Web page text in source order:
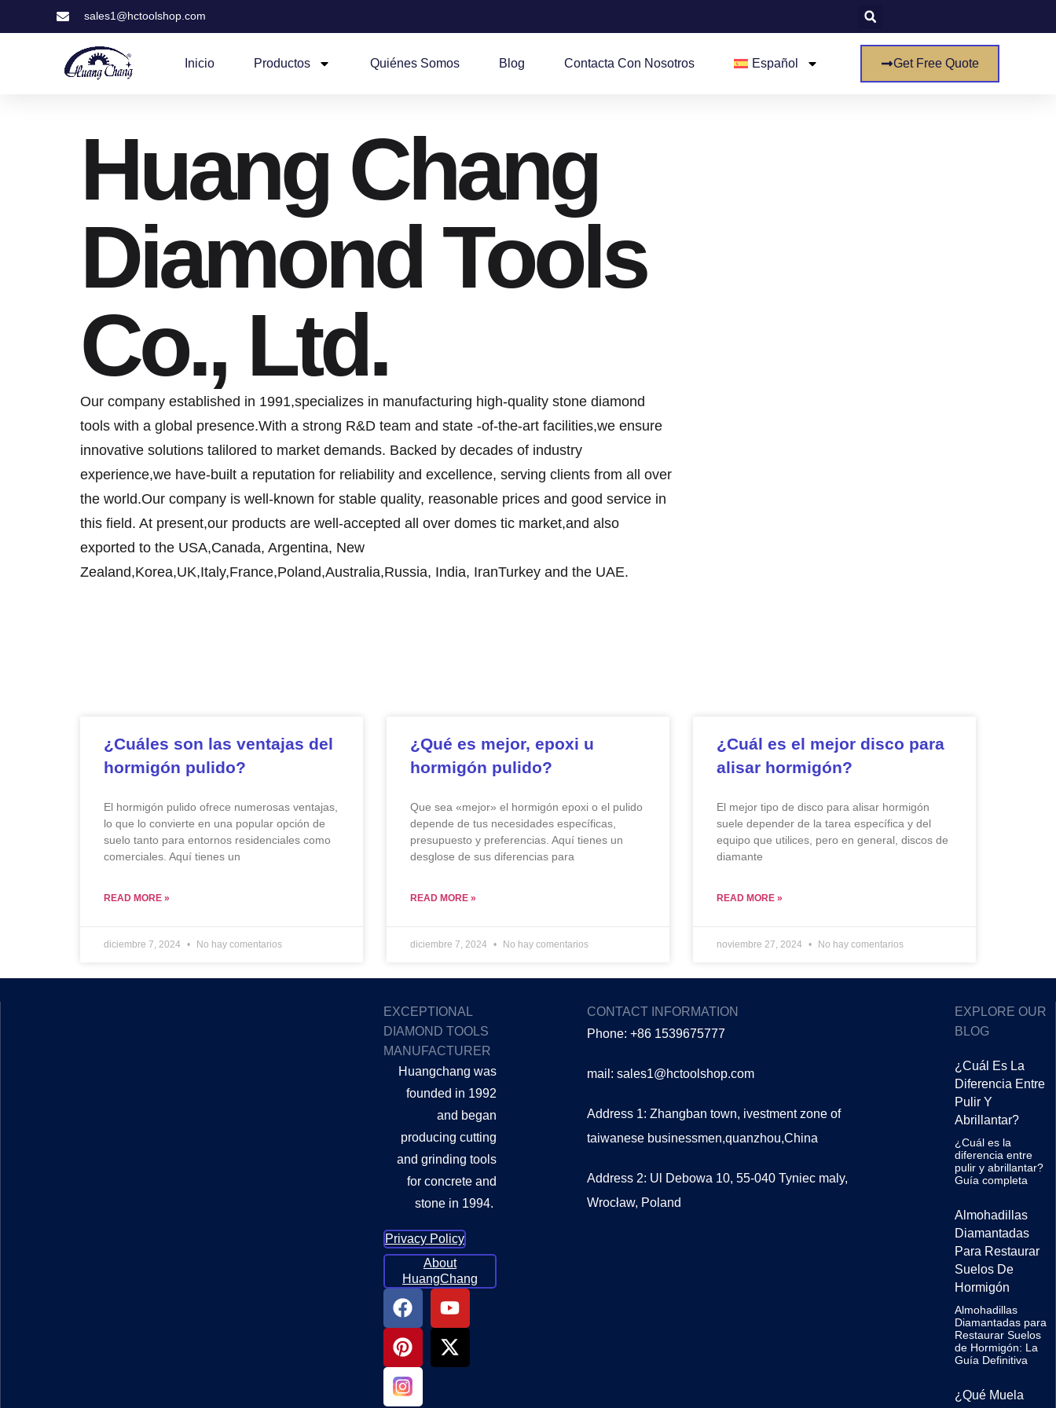
sales1@hctoolshop.com
Inicio Productos Quiénes Somos Blog Contacta Con Nosotros Español Get Free Quote
Huang Chang
Diamond Tools
Co., Ltd.
Our company established in 1991,specializes in manufacturing high-quality stone diamond
tools with a global presence.With a strong R&D team and state -of-the-art facilities,we ensure
innovative solutions talilored to market demands. Backed by decades of industry
experience,we have-built a reputation for reliability and excellence, serving clients from all over
the world.Our company is well-known for stable quality, reasonable prices and good service in
this field. At present,our products are well-accepted all over domes tic market,and also
exported to the USA,Canada, Argentina, New
Zealand,Korea,UK,Italy,France,Poland,Australia,Russia, India, IranTurkey and the UAE.
¿Cuáles son las ventajas del
hormigón pulido?
El hormigón pulido ofrece numerosas ventajas,
lo que lo convierte en una popular opción de
suelo tanto para entornos residenciales como
comerciales. Aquí tienes un
READ MORE »
diciembre 7, 2024 No hay comentarios
¿Qué es mejor, epoxi u
hormigón pulido?
Que sea «mejor» el hormigón epoxi o el pulido
depende de tus necesidades específicas,
presupuesto y preferencias. Aquí tienes un
desglose de sus diferencias para
READ MORE »
diciembre 7, 2024 No hay comentarios
¿Cuál es el mejor disco para
alisar hormigón?
El mejor tipo de disco para alisar hormigón
suele depender de la tarea específica y del
equipo que utilices, pero en general, discos de
diamante
READ MORE »
noviembre 27, 2024 No hay comentarios
EXCEPTIONAL
DIAMOND TOOLS
MANUFACTURER
Huangchang was
founded in 1992
and began
producing cutting
and grinding tools
for concrete and
stone in 1994.
Privacy Policy
About
HuangChang
CONTACT INFORMATION
Phone: +86 1539675777
mail: sales1@hctoolshop.com
Address 1: Zhangban town, ivestment zone of
taiwanese businessmen,quanzhou,China
Address 2: Ul Debowa 10, 55-040 Tyniec maly,
Wrocław, Poland
EXPLORE OUR
BLOG
¿Cuál Es La
Diferencia Entre
Pulir Y
Abrillantar?
¿Cuál es la
diferencia entre
pulir y abrillantar?
Guía completa
Almohadillas
Diamantadas
Para Restaurar
Suelos De
Hormigón
Almohadillas
Diamantadas para
Restaurar Suelos
de Hormigón: La
Guía Definitiva
¿Qué Muela